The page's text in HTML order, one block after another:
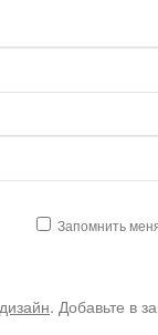
Запомнить
. Добавьте в